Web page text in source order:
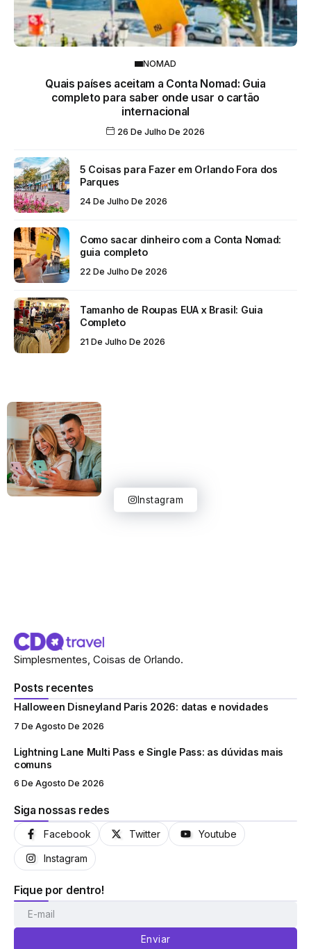
NOMAD
Quais países aceitam a Conta Nomad: Guia
completo para saber onde usar o cartão
internacional
26 De Julho De 2026
5 Coisas para Fazer em Orlando Fora dos
Parques
24 De Julho De 2026
Como sacar dinheiro com a Conta Nomad:
guia completo
22 De Julho De 2026
Tamanho de Roupas EUA x Brasil: Guia
Completo
21 De Julho De 2026
Instagram
Simplesmentes, Coisas de Orlando.
Posts recentes
Halloween Disneyland Paris 2026: datas e novidades
7 De Agosto De 2026
Lightning Lane Multi Pass e Single Pass: as dúvidas mais
comuns
6 De Agosto De 2026
Siga nossas redes
Facebook Twitter Youtube
Instagram
Fique por dentro!
Enviar